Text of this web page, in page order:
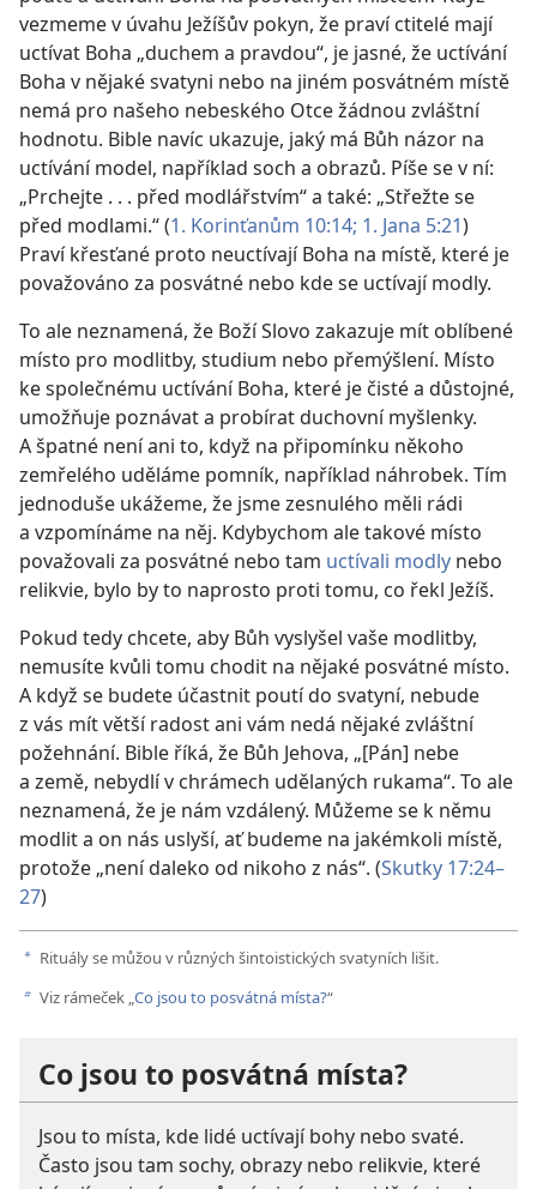
vezmeme v úvahu Ježíšův pokyn, že praví ctitelé mají
uctívat Boha „duchem a pravdou“, je jasné, že uctívání
Boha v nějaké svatyni nebo na jiném posvátném místě
nemá pro našeho nebeského Otce žádnou zvláštní
hodnotu. Bible navíc ukazuje, jaký má Bůh názor na
uctívání model, například soch a obrazů. Píše se v ní:
„Prchejte . . . před modlářstvím“ a také: „Střežte se
před modlami.“ (1. Korinťanům 10:14; 1. Jana 5:21)
Praví křesťané proto neuctívají Boha na místě, které je
považováno za posvátné nebo kde se uctívají modly.
To ale neznamená, že Boží Slovo zakazuje mít oblíbené
místo pro modlitby, studium nebo přemýšlení. Místo
ke společnému uctívání Boha, které je čisté a důstojné,
umožňuje poznávat a probírat duchovní myšlenky.
A špatné není ani to, když na připomínku někoho
zemřelého uděláme pomník, například náhrobek. Tím
jednoduše ukážeme, že jsme zesnulého měli rádi
a vzpomínáme na něj. Kdybychom ale takové místo
považovali za posvátné nebo tam uctívali modly nebo
relikvie, bylo by to naprosto proti tomu, co řekl Ježíš.
Pokud tedy chcete, aby Bůh vyslyšel vaše modlitby,
nemusíte kvůli tomu chodit na nějaké posvátné místo.
A když se budete účastnit poutí do svatyní, nebude
z vás mít větší radost ani vám nedá nějaké zvláštní
požehnání. Bible říká, že Bůh Jehova, „[Pán] nebe
a země, nebydlí v chrámech udělaných rukama“. To ale
neznamená, že je nám vzdálený. Můžeme se k němu
modlit a on nás uslyší, ať budeme na jakémkoli místě,
protože „není daleko od nikoho z nás“. (Skutky 17:24–
27)
a Rituály se můžou v různých šintoistických svatyních lišit.
b Viz rámeček „Co jsou to posvátná místa?“
Co jsou to posvátná místa?
Jsou to místa, kde lidé uctívají bohy nebo svaté.
Často jsou tam sochy, obrazy nebo relikvie, které